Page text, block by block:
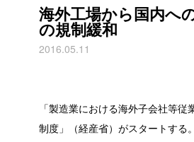
海外工場から国内へ
の規制緩和
2016.05.11
「製造業における海外子会社等
制度」（経産省）がスタートする